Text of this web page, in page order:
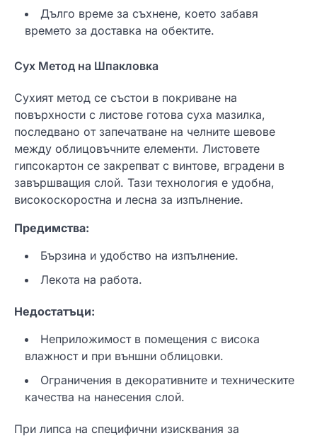
Дълго време за съхнене, което забавя
времето за доставка на обектите.
Сух Метод на Шпакловка
Сухият метод се състои в покриване на
повърхности с листове готова суха мазилка,
последвано от запечатване на челните шевове
между облицовъчните елементи. Листовете
гипсокартон се закрепват с винтове, вградени в
завършващия слой. Тази технология е удобна,
високоскоростна и лесна за изпълнение.
Предимства:
Бързина и удобство на изпълнение.
Лекота на работа.
Недостатъци:
Неприложимост в помещения с висока
влажност и при външни облицовки.
Ограничения в декоративните и техническите
качества на нанесения слой.
При липса на специфични изисквания за